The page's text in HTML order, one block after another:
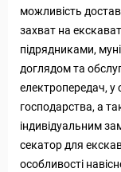
можливість
захват на
підрядниками,
доглядом та
електропередач,
господарства, а
індивідуальним
секатор для
особливості